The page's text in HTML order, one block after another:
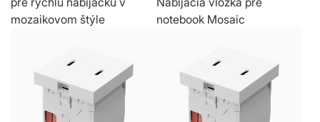
mozaikovom štýle
notebook Mosaic